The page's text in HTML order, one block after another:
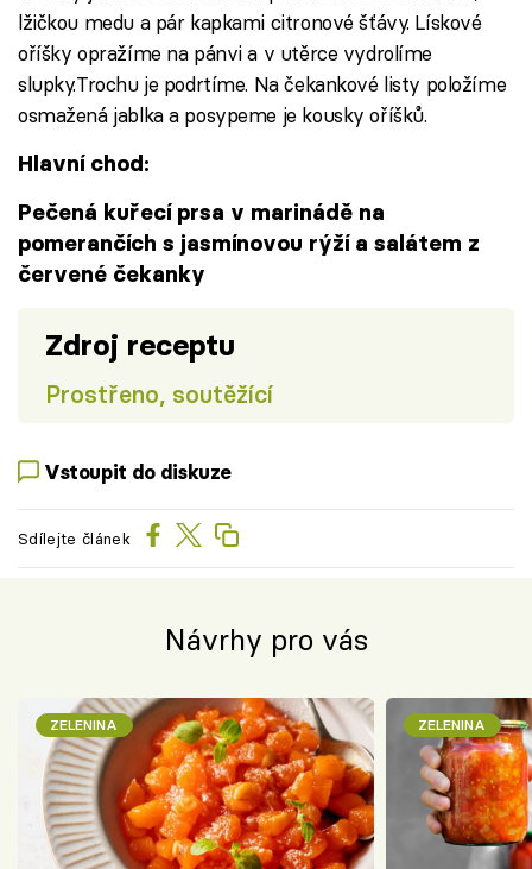
lžičkou medu a pár kapkami citronové šťávy. Lískové
oříšky opražíme na pánvi a v utěrce vydrolíme
slupky.Trochu je podrtíme. Na čekankové listy položíme
osmažená jablka a posypeme je kousky oříšků.
Hlavní chod:
Pečená kuřecí prsa v marinádě na
pomerančích s jasmínovou rýží a salátem z
červené čekanky
Zdroj receptu
Prostřeno, soutěžící
Vstoupit do diskuze
Sdílejte článek
Návrhy pro vás
ZELENINA ZELENINA